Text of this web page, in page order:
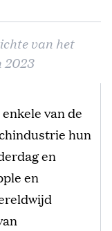
van het
2023
van de
hun
en
en